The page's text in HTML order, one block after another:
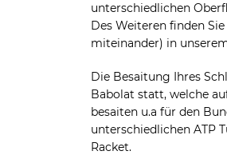
unterschiedlichen
Des Weiteren finden
miteinander) in
Die Besaitung Ihres
Babolat statt, welche
besaiten u.a für den
unterschiedlichen ATP
Racket.